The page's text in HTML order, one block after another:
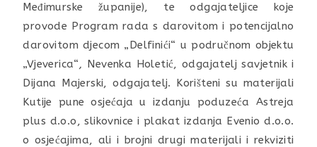
Međimurske županije), te odgajateljice koje
provode Program rada s darovitom i potencijalno
darovitom djecom „Delfinići“ u područnom objektu
„Vjeverica“, Nevenka Holetić, odgajatelj savjetnik i
Dijana Majerski, odgajatelj. Korišteni su materijali
Kutije pune osjećaja u izdanju poduzeća Astreja
plus d.o.o, slikovnice i plakat izdanja Evenio d.o.o.
o osjećajima, ali i brojni drugi materijali i rekviziti